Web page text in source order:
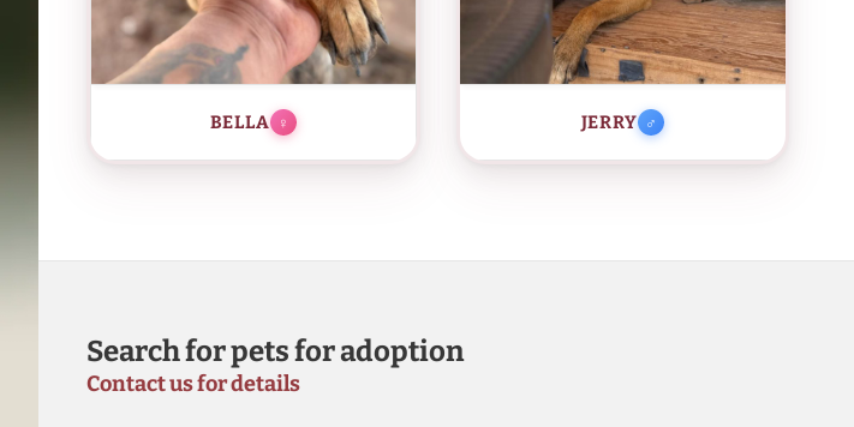
BELLA JERRY
Search for pets for adoption
Contact us for details